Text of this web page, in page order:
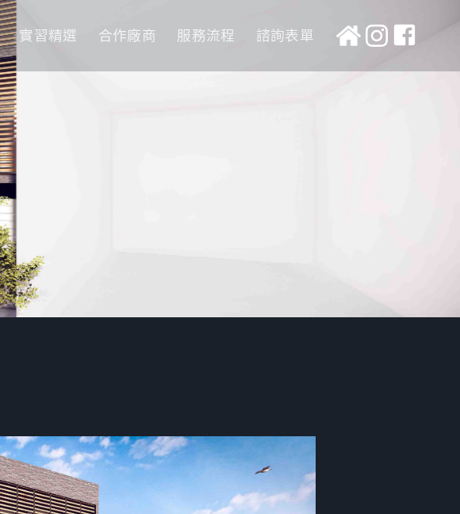
實習精選 合作廠商 服務流程 諮詢表單